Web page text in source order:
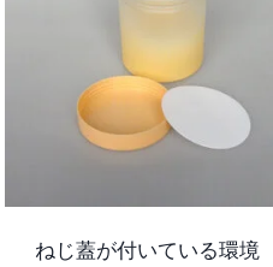
ねじ蓋が付いている環境